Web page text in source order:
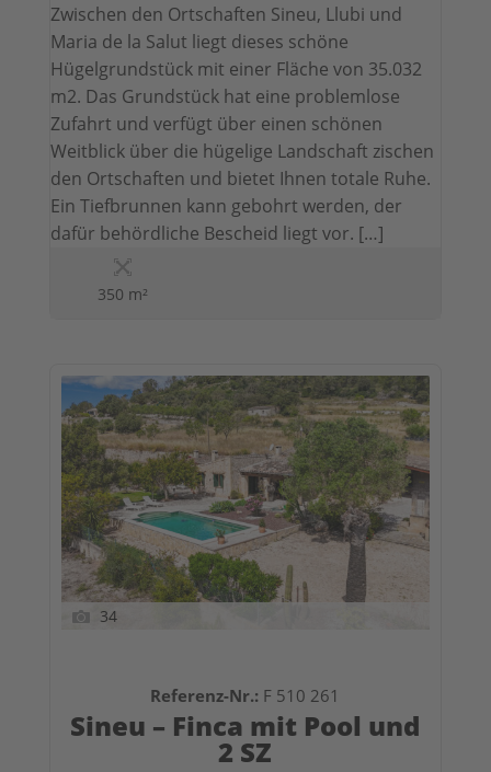
Zwischen den Ortschaften Sineu, Llubi und
Maria de la Salut liegt dieses schöne
Hügelgrundstück mit einer Fläche von 35.032
m2. Das Grundstück hat eine problemlose
Zufahrt und verfügt über einen schönen
Weitblick über die hügelige Landschaft zischen
den Ortschaften und bietet Ihnen totale Ruhe.
Ein Tiefbrunnen kann gebohrt werden, der
dafür behördliche Bescheid liegt vor. […]
350 m²
34
Referenz-Nr.: F 510 261
Sineu – Finca mit Pool und
2 SZ